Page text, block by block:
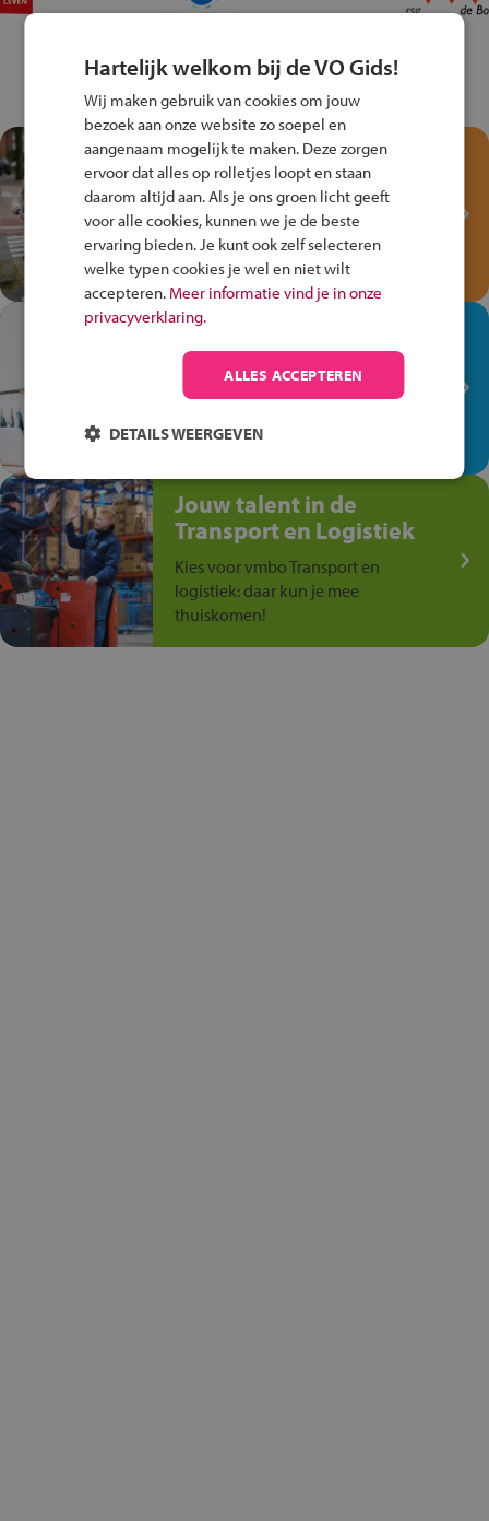
Test je kennis met het
Fiets Veilig
Verkeersspel!
Speel het Fiets Veilig Verkeersspel
en win een Cortina-fiets!
In de winkel ben je op je
plek!
Ontdek via het vmbo jouw talent
anders is!
Jouw talent in de
Transport en Logistiek
Kies voor vmbo Transport en
logistiek: daar kun je mee
thuiskomen!
Hartelijk welkom bij de VO Gids!
Wij maken gebruik van cookies om jouw
bezoek aan onze website zo soepel en
aangenaam mogelijk te maken. Deze zorgen
ervoor dat alles op rolletjes loopt en staan
daarom altijd aan. Als je ons groen licht geeft
voor alle cookies, kunnen we je de beste
ervaring bieden. Je kunt ook zelf selecteren
welke typen cookies je wel en niet wilt
accepteren. Meer informatie vind je in onze
privacyverklaring.
ALLES ACCEPTEREN
DETAILS WEERGEVEN